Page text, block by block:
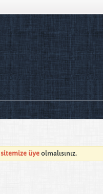
sitemize üye olmalısınız.